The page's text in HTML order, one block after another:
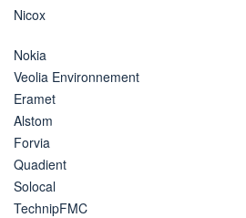
Nicox
Nokia
Veolia Environnement
Eramet
Alstom
Forvia
Quadient
Solocal
TechnipFMC